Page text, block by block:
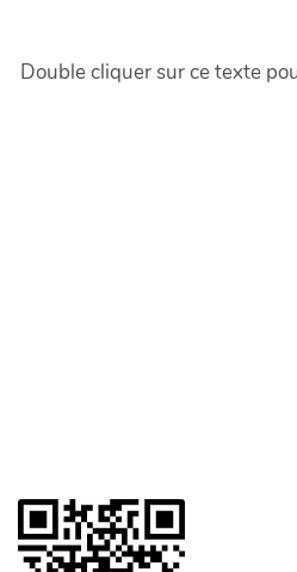
Double cliquer sur ce texte